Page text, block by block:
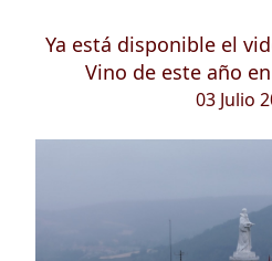
Ya está disponible el
Vino de este año
03 Julio